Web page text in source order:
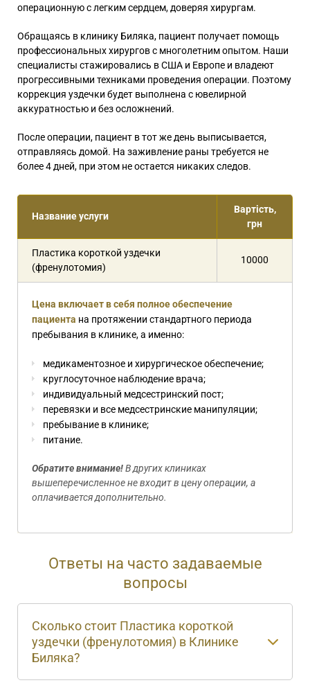
операционную с легким сердцем, доверяя хирургам.
Обращаясь в клинику Биляка, пациент получает помощь
профессиональных хирургов с многолетним опытом. Наши
специалисты стажировались в США и Европе и владеют
прогрессивными техниками проведения операции. Поэтому
коррекция уздечки будет выполнена с ювелирной
аккуратностью и без осложнений.
После операции, пациент в тот же день выписывается,
отправляясь домой. На заживление раны требуется не
более 4 дней, при этом не остается никаких следов.
Название услуги
Вартість,
грн
Пластика короткой уздечки
(френулотомия)
10000
Цена включает в себя полное обеспечение
пациента на протяжении стандартного периода
пребывания в клинике, а именно:
медикаментозное и хирургическое обеспечение;
круглосуточное наблюдение врача;
индивидуальный медсестринский пост;
перевязки и все медсестринские манипуляции;
пребывание в клинике;
питание.
Обратите внимание!В других клиниках
вышеперечисленное не входит в цену операции, а
оплачивается дополнительно.
Ответы на часто задаваемые
вопросы
Сколько стоит Пластика короткой
уздечки (френулотомия) в Клинике
Биляка?